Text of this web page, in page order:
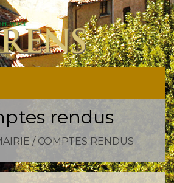
rendus
/COMPTES RENDUS